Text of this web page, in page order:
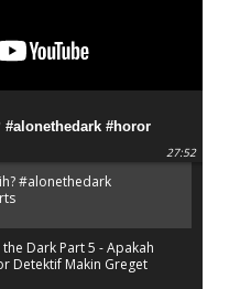
#alonethedark #horor
27:52
#alonethedark
the Dark Part 5 - Apakah
Detektif Makin Greget